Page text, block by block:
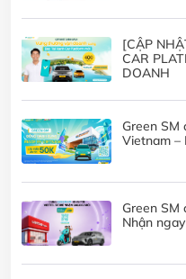
[CẬP
CAR
DOANH
Green SM
Vietnam –
Green SM
Nhận